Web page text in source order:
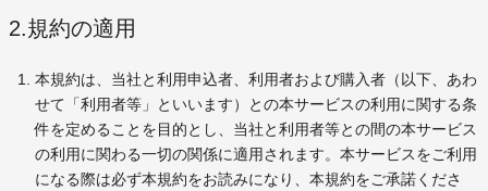
2.規約の適用
本規約は、当社と利用申込者、利用者および購入者（以下、あわ
せて「利用者等」といいます）との本サービスの利用に関する条
件を定めることを目的とし、当社と利用者等との間の本サービス
の利用に関わる一切の関係に適用されます。本サービスをご利用
になる際は必ず本規約をお読みになり、本規約をご承諾くださ